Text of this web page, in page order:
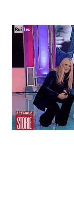
Persone
Politica
ShowBiz